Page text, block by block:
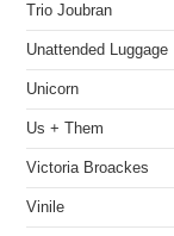
Trio Joubran
Unattended Luggage
Unicorn
Us + Them
Victoria Broackes
Vinile